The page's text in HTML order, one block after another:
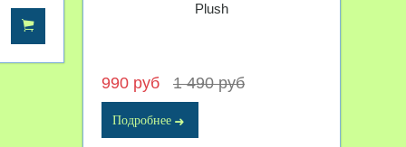
Plush
990 руб 1 490 руб
Подробнее